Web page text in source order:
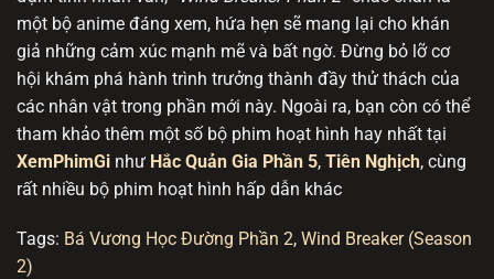
một bộ anime đáng xem, hứa hẹn sẽ mang lại cho khán
giả những cảm xúc mạnh mẽ và bất ngờ. Đừng bỏ lỡ cơ
hội khám phá hành trình trưởng thành đầy thử thách của
các nhân vật trong phần mới này. Ngoài ra, bạn còn có thể
tham khảo thêm một số bộ phim hoạt hình hay nhất tại
XemPhimGi như Hắc Quản Gia Phần 5, Tiên Nghịch, cùng
rất nhiều bộ phim hoạt hình hấp dẫn khác
Tags: Bá Vương Học Đường Phần 2, Wind Breaker (Season
2)